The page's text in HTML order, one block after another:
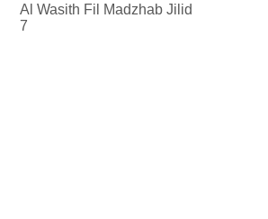
AlWasith Fil Madzhab Jilid
7